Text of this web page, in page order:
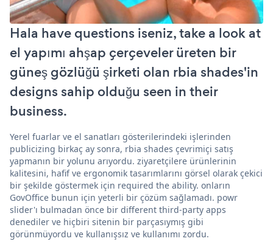
Hala have questions iseniz, take a look at
el yapımı ahşap çerçeveler üreten bir
güneş gözlüğü şirketi olan rbia shades'in
designs sahip olduğu seen in their
business.
Yerel fuarlar ve el sanatları gösterilerindeki işlerinden
publicizing birkaç ay sonra, rbia shades çevrimiçi satış
yapmanın bir yolunu arıyordu. ziyaretçilere ürünlerinin
kalitesini, hafif ve ergonomik tasarımlarını görsel olarak çekici
bir şekilde göstermek için required the ability. onların
GovOffice bunun için yeterli bir çözüm sağlamadı. powr
slider'ı bulmadan önce bir different third-party apps
denediler ve hiçbiri sitenin bir parçasıymış gibi
görünmüyordu ve kullanışsız ve kullanımı zordu.